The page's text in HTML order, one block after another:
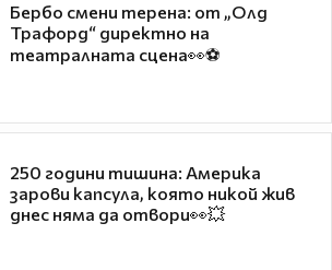
Бербо смени терена: от „Олд
Трафорд“ директно на
театралната сцена👀⚽
250 години тишина: Америка
зарови капсула, която никой жив
днес няма да отвори👀💥